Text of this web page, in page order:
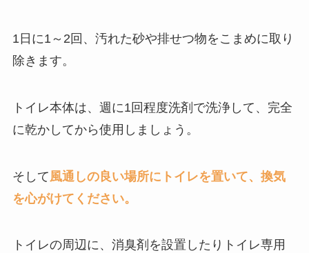
1日に1～2回、汚れた砂や排せつ物をこまめに取り
除きます。
トイレ本体は、週に1回程度洗剤で洗浄して、完全
に乾かしてから使用しましょう。
そして 風通しの良い場所にトイレを置いて、換気
を心がけてください。
トイレの周辺に、消臭剤を設置したりトイレ専用